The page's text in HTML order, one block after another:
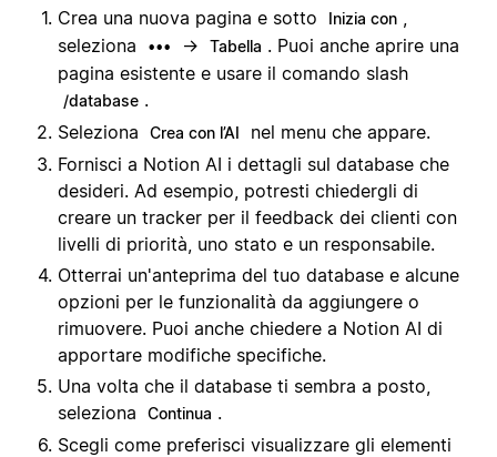
Crea una nuova pagina e sotto
Inizia con
seleziona
••• → Tabella . Puoi anche aprire una
pagina esistente e usare il comando slash
/database .
Seleziona
Crea con l’AI
nel menu che appare.
Fornisci a Notion AI i dettagli sul database che
desideri. Ad esempio, potresti chiedergli di
creare un tracker per il feedback dei clienti con
livelli di priorità, uno stato e un responsabile.
Otterrai un'anteprima del tuo database e alcune
opzioni per le funzionalità da aggiungere o
rimuovere. Puoi anche chiedere a Notion AI di
apportare modifiche specifiche.
Una volta che il database ti sembra a posto,
seleziona
Continua .
Scegli come preferisci visualizzare gli elementi